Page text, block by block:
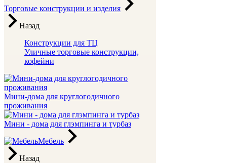
Торговые конструкции и изделия
Назад
Конструкции для ТЦ
Уличные торговые конструкции,
кофейни
Мини-дома для круглогодичного
проживания
Мини - дома для глэмпинга и турбаз
Мебель
Назад